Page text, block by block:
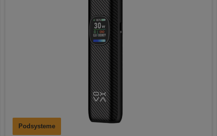
Podsysteme